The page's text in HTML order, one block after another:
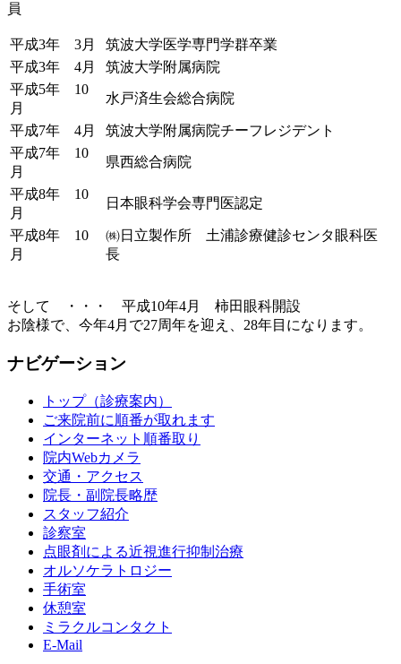
員
平成3年 3月
筑波大学医学専門学群卒業
平成3年 4月
筑波大学附属病院
平成5年 10
月
水戸済生会総合病院
平成7年 4月
筑波大学附属病院チーフレジデント
平成7年 10
月
県西総合病院
平成8年 10
月
日本眼科学会専門医認定
平成8年 10
月
㈱日立製作所 土浦診療健診センタ眼科医
長
そして ・・・ 平成10年4月 柿田眼科開設
お陰様で、今年4月で27周年を迎え、28年目になります。
ナビゲーション
トップ（診療案内）
ご来院前に順番が取れます
インターネット順番取り
院内Webカメラ
交通・アクセス
院長・副院長略歴
スタッフ紹介
診察室
点眼剤による近視進行抑制治療
オルソケラトロジー
手術室
休憩室
ミラクルコンタクト
E-Mail